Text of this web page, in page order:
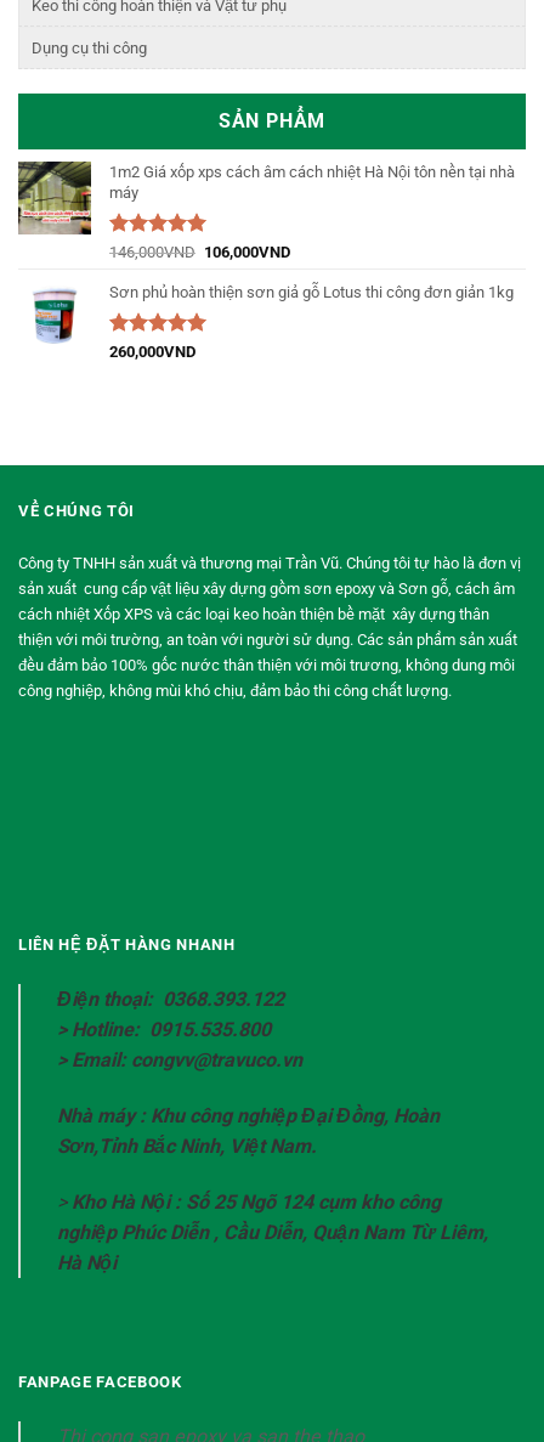
Keo thi công hoàn thiện và Vật tư phụ
Dụng cụ thi công
SẢN PHẨM
1m2 Giá xốp xps cách âm cách nhiệt Hà Nội tôn nền tại nhà
máy
Được xếp
sao
146,000VND 106,000VND
Sơn phủ hoàn thiện sơn giả gỗ Lotus thi công đơn giản 1kg
Được xếp
260,000VND
VỀ CHÚNG TÔI
Công ty TNHH sản xuất và thương mại Trần Vũ. Chúng tôi tự hào là đơn vị
sản xuất cung cấp vật liệu xây dựng gồm sơn epoxy và Sơn gỗ, cách âm
cách nhiệt Xốp XPS và các loại keo hoàn thiện bề mặt xây dựng thân
thiện với môi trường, an toàn với người sử dụng. Các sản phẩm sản xuất
đều đảm bảo 100% gốc nước thân thiện với môi trương, không dung môi
công nghiệp, không mùi khó chịu, đảm bảo thi công chất lượng.
LIÊN HỆ ĐẶT HÀNG NHANH
Điện thoại: 0368.393.122
> Hotline: 0915.535.800
> Email: congvv@travuco.vn
Nhà máy : Khu công nghiệp Đại Đồng, Hoàn
Sơn,Tỉnh Bắc Ninh, Việt Nam.
> Kho Hà Nội : Số 25 Ngõ 124 cụm kho công
nghiệp Phúc Diễn , Cầu Diễn, Quận Nam Từ Liêm,
Hà Nội
FANPAGE FACEBOOK
Thi cong san epoxy va san the thao